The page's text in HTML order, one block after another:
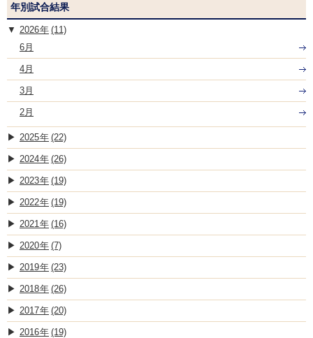
年別試合結果
2026
(11)
6月
4月
3月
2月
2025 (22)
2024 (26)
2023 (19)
2022 (19)
2021 (16)
2020 (7)
2019 (23)
2018 (26)
2017 (20)
2016 (19)